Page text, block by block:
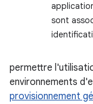
sont
permettre
environnements
provisionnement